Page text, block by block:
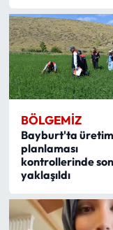
BÖLGEMIZ
Bayburt'ta üretim
planlaması
kontrollerinde
yaklaşıldı